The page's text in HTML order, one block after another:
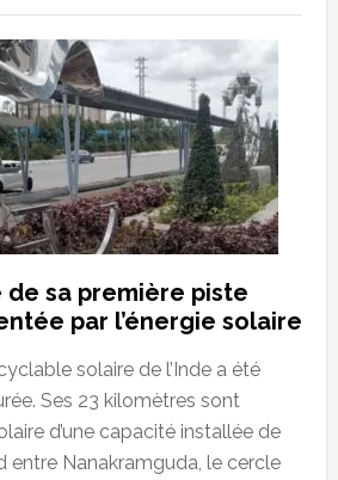
de sa première piste
par l’énergie solaire
solaire de l’Inde a été
Ses 23 kilomètres sont
d’une capacité installée de
entre Nanakramguda, le cercle